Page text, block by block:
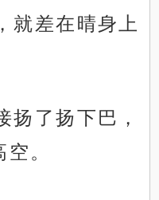
就差在晴身上
扬了扬下巴，
。